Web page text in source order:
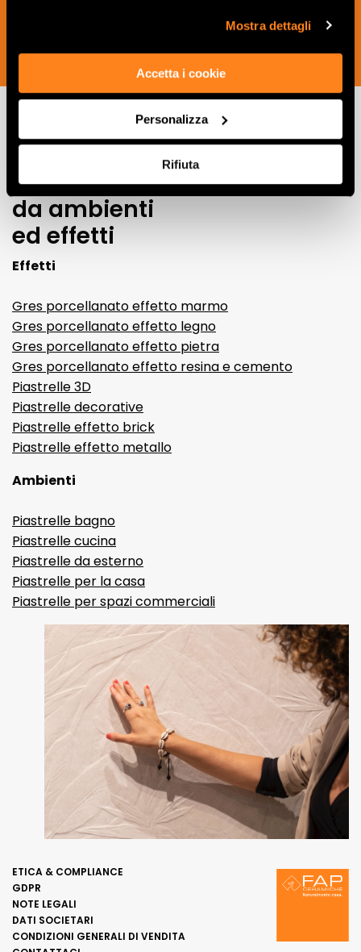
Mostra dettagli
Accetta i cookie
Personalizza
Rifiuta
ISCRIVITI ORA
Lasciati
ispirare
da ambienti
ed effetti
Effetti
Gres porcellanato effetto marmo
Gres porcellanato effetto legno
Gres porcellanato effetto pietra
Gres porcellanato effetto resina e cemento
Piastrelle 3D
Piastrelle decorative
Piastrelle effetto brick
Piastrelle effetto metallo
Ambienti
Piastrelle bagno
Piastrelle cucina
Piastrelle da esterno
Piastrelle per la casa
Piastrelle per spazi commerciali
ETICA & COMPLIANCE
GDPR
NOTE LEGALI
DATI SOCIETARI
CONDIZIONI GENERALI DI VENDITA